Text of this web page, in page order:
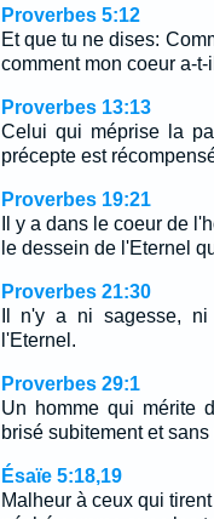
Proverbes 5:12
Et que tu ne dises:
comment mon coeur a-
Proverbes 13:13
Celui qui méprise la
précepte est
Proverbes 19:21
Il y a dans le coeur de
le dessein de l'Eternel
Proverbes 21:30
Il n'y a ni sagesse,
l'Eternel.
Proverbes 29:1
Un homme qui mérite
brisé subitement et sans
Ésaïe 5:18,19
Malheur à ceux qui